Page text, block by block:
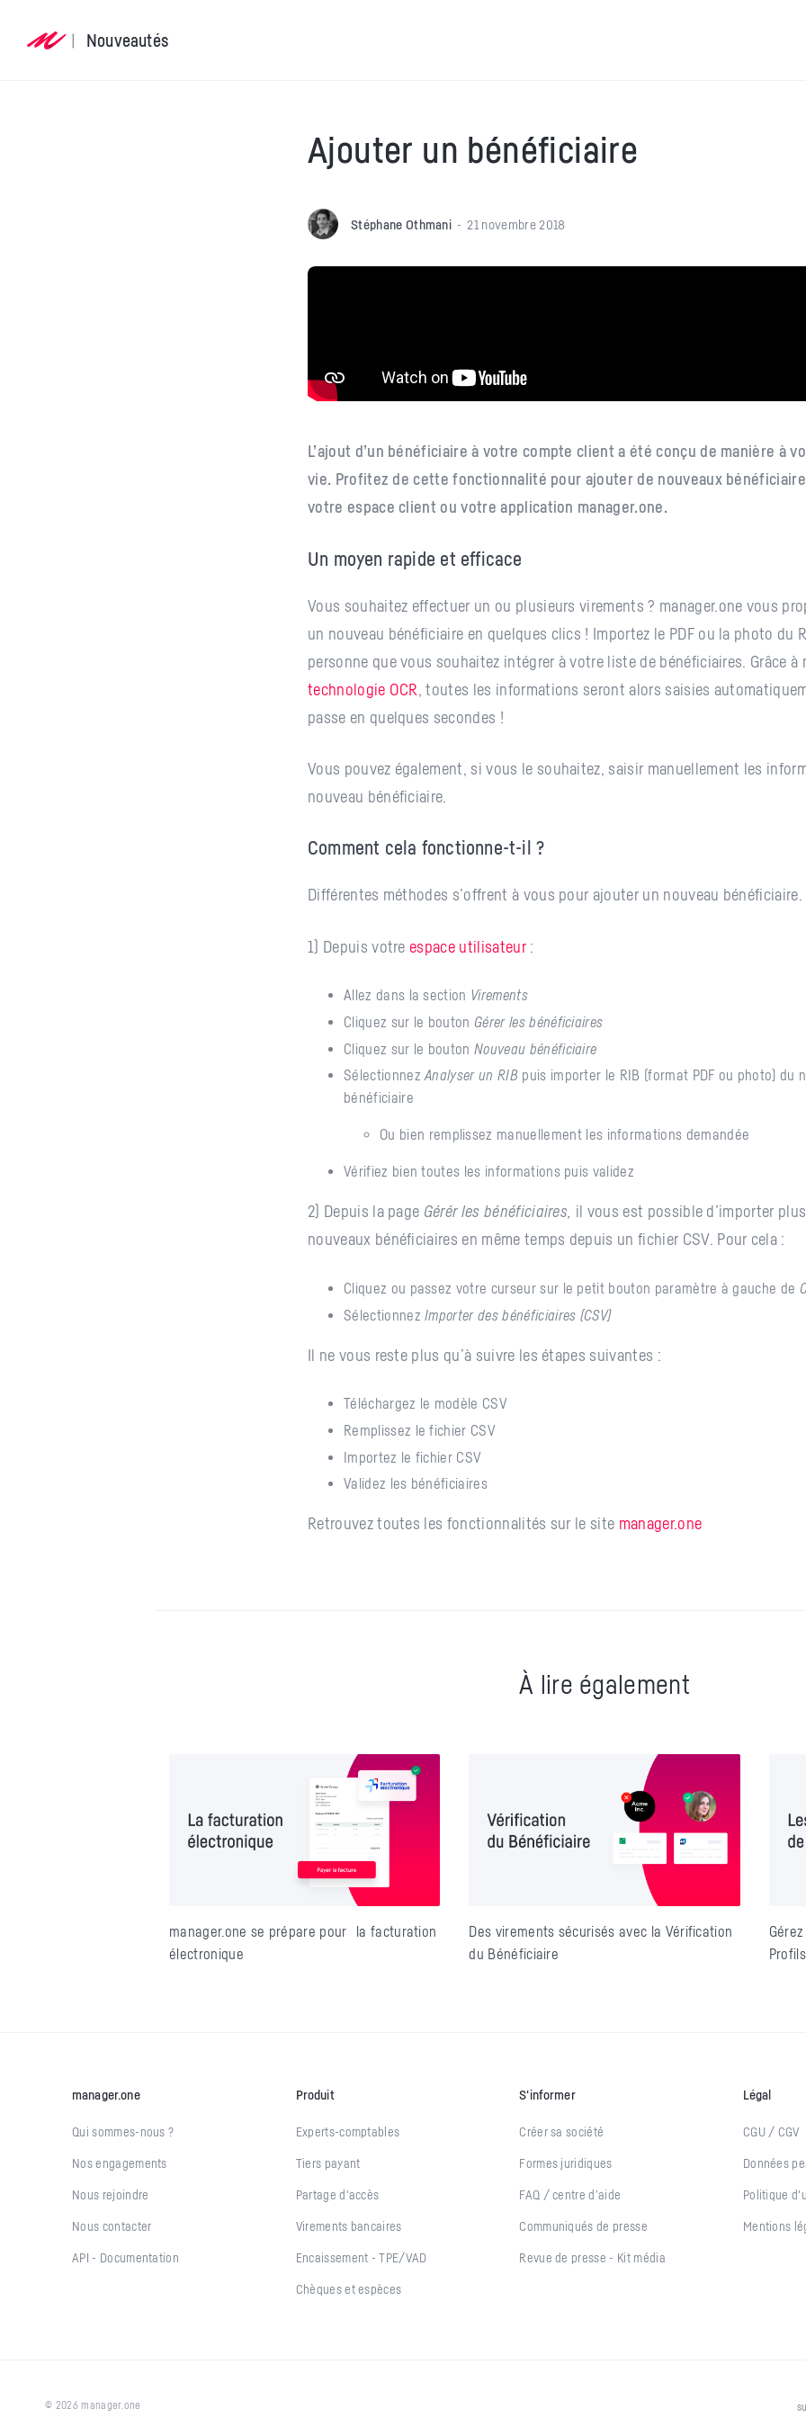
Nouveautés
Ajouter un bénéficiaire
Stéphane Othmani 21 novembre 2018
L’ajout d’un bénéficiaire à votre compte client a été conçu de manière à
vie. Profitez de cette fonctionnalité pour ajouter de nouveaux
votre espace client ou votre application manager.one.
Un moyen rapide et efficace
Vous souhaitez effectuer un ou plusieurs virements ? manager.one vous
un nouveau bénéficiaire en quelques clics ! Importez le PDF ou la photo du
personne que vous souhaitez intégrer à votre liste de bénéficiaires. Grâce à
technologie OCR , toutes les informations seront alors saisies
passe en quelques secondes !
Vous pouvez également, si vous le souhaitez, saisir manuellement les
nouveau bénéficiaire.
Comment cela fonctionne-t-il ?
Différentes méthodes s’offrent à vous pour ajouter un nouveau bénéficiaire.
1) Depuis votre espace utilisateur :
Allez dans la section Virements
Cliquez sur le boutonGérer les bénéficiaires
Cliquez sur le bouton Nouveau bénéficiaire
SélectionnezAnalyser un RIB puis importer le RIB (format PDF ou photo) du
bénéficiaire
Ou bien remplissez manuellement les informations demandée
Vérifiez bien toutes les informations puis validez
2) Depuis la page Gérér les bénéficiaires, il vous est possible d’importer
nouveaux bénéficiaires en même temps depuis un fichier CSV. Pour cela :
Cliquez ou passez votre curseur sur le petit bouton paramètre à gauche de
Sélectionnez Importer des bénéficiaires (CSV)
Il ne vous reste plus qu’à suivre les étapes suivantes :
Téléchargez le modèle CSV
Remplissez le fichier CSV
Importez le fichier CSV
Validez les bénéficiaires
Retrouvez toutes les fonctionnalités sur le site manager.one
À lire également
manager.one se prépare pour la facturation
électronique
Des virements sécurisés avec la Vérification
du Bénéficiaire
manager.one
Qui sommes-nous ?
Nos engagements
Nous rejoindre
Nous contacter
API - Documentation
Produit
Experts-comptables
Tiers payant
Partage d'accès
Virements bancaires
Encaissement - TPE/VAD
Chèques et espèces
S'informer
Créer sa société
Formes juridiques
FAQ / centre d’aide
Communiqués de presse
Revue de presse - Kit média
Légal
CGU / CGV
Données
Politique
Mentions
© 2026 manager.one